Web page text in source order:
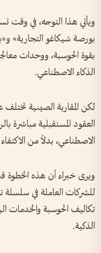
ويأتي هذا التوجه، في وقت
بورصة شيكاغو التجارية»
بقوة الحوسبة، ووحدات
الذكاء الاصطناعي.
لكن المقاربة الصينية
العقود المستقبلية مباشرة
الاصطناعي، بدلاً من
ويرى خبراء أن هذه
للشركات العاملة في سلسلة
تكاليف الحوسبة والخدمات
الذكية.